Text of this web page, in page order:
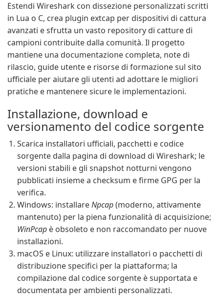
Estendi Wireshark con dissezione personalizzati scritti
in Lua o C, crea plugin extcap per dispositivi di cattura
avanzati e sfrutta un vasto repository di catture di
campioni contribuite dalla comunità. Il progetto
mantiene una documentazione completa, note di
rilascio, guide utente e risorse di formazione sul sito
ufficiale per aiutare gli utenti ad adottare le migliori
pratiche e mantenere sicure le implementazioni.
Installazione, download e
versionamento del codice sorgente
Scarica installatori ufficiali, pacchetti e codice
sorgente dalla pagina di download di Wireshark; le
versioni stabili e gli snapshot notturni vengono
pubblicati insieme a checksum e firme GPG per la
verifica.
Windows: installareNpcap(moderno, attivamente
mantenuto) per la piena funzionalità di acquisizione;
WinPcap è obsoleto e non raccomandato per nuove
installazioni.
macOS e Linux: utilizzare installatori o pacchetti di
distribuzione specifici per la piattaforma; la
compilazione dal codice sorgente è supportata e
documentata per ambienti personalizzati.